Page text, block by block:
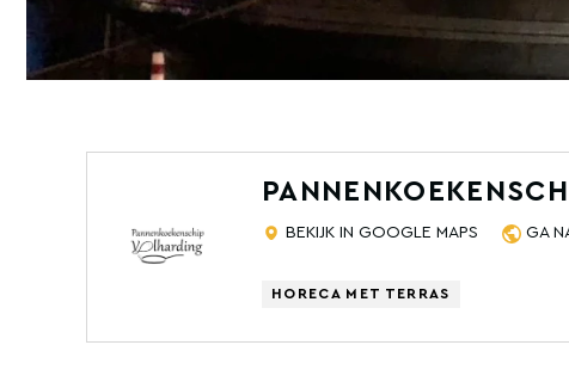
BEKIJK IN GOOGLE MAPS GA
HORECA MET TERRAS